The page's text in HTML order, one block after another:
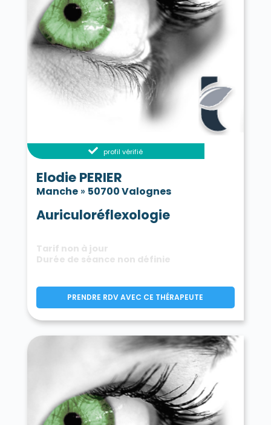
profil vérifié
Elodie PERIER
Manche» 50700 Valognes
Auriculoréflexologie
Tarif non à jour
Durée de séance non définie
PRENDRE RDV AVEC CE THÉRAPEUTE